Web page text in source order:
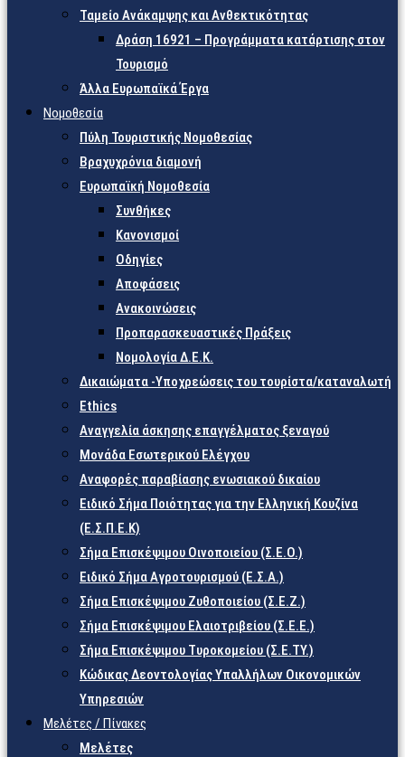
Ταμείο Ανάκαμψης και Ανθεκτικότητας
Δράση 16921 – Προγράμματα κατάρτισης στον
Τουρισμό
Άλλα Ευρωπαϊκά Έργα
Νομοθεσία
Πύλη Τουριστικής Νομοθεσίας
Βραχυχρόνια διαμονή
Ευρωπαϊκή Νομοθεσία
Συνθήκες
Κανονισμοί
Οδηγίες
Αποφάσεις
Ανακοινώσεις
Προπαρασκευαστικές Πράξεις
Νομολογία Δ.Ε.Κ.
Δικαιώματα -Υποχρεώσεις του τουρίστα/καταναλωτή
Ethics
Αναγγελία άσκησης επαγγέλματος ξεναγού
Μονάδα Εσωτερικού Ελέγχου
Αναφορές παραβίασης ενωσιακού δικαίου
Ειδικό Σήμα Ποιότητας για την Ελληνική Κουζίνα
(Ε.Σ.Π.Ε.Κ)
Σήμα Επισκέψιμου Οινοποιείου (Σ.Ε.Ο.)
Ειδικό Σήμα Αγροτουρισμού (Ε.Σ.Α.)
Σήμα Επισκέψιμου Ζυθοποιείου (Σ.Ε.Ζ.)
Σήμα Επισκέψιμου Ελαιοτριβείου (Σ.Ε.Ε.)
Σήμα Επισκέψιμου Τυροκομείου (Σ.Ε.TY.)
Κώδικας Δεοντολογίας Υπαλλήλων Οικονομικών
Υπηρεσιών
Μελέτες / Πίνακες
Μελέτες